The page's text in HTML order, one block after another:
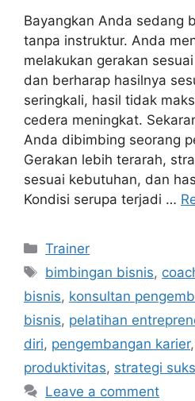
Bayangkan Anda sedang
tanpa instruktur. Anda
melakukan gerakan
dan berharap hasilnya
seringkali, hasil tidak
cedera meningkat.
Anda dibimbing seorang
Gerakan lebih terarah,
sesuai kebutuhan, dan
Kondisi serupa terjadi …
Trainer
bimbingan bisnis,
bisnis, konsultan
bisnis, pelatihan
diri, pengembangan karier,
produktivitas, strategi
Leave a comment